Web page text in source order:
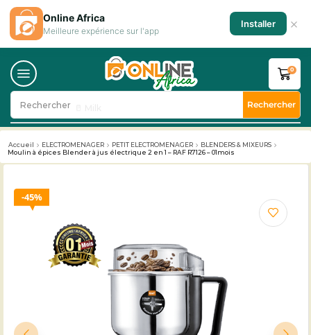
Rechercher Rechercher
0
Accueil ELECTROMENAGER PETIT ELECTROMENAGER
BLENDERS & MIXEURS
Moulin à épices Blender à jus électrique 2 en 1 – RAF R7126 – 01mois
45%
Online Africa
Meilleure expérience sur l'app
Installer ×